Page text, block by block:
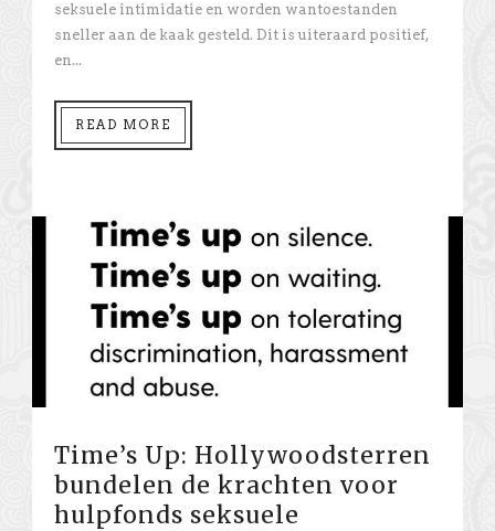
seksuele intimidatie en worden wantoestanden
sneller aan de kaak gesteld. Dit is uiteraard positief,
en...
READ MORE
Time’s Up: Hollywoodsterren
bundelen de krachten voor
hulpfonds seksuele